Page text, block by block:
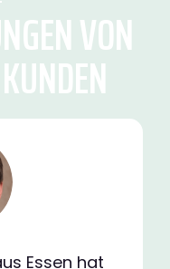
VON
Essen hat